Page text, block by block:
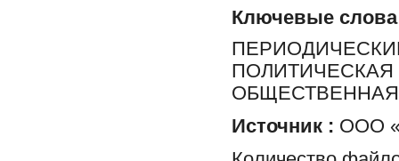
Ключевые слова
Источник : ООО